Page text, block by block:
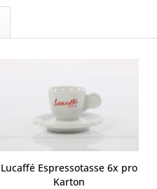
Lucaffé Espressotasse 6x pro
Karton